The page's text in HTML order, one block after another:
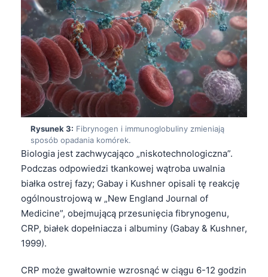
Rysunek 3: Fibrynogen i immunoglobuliny zmieniają
sposób opadania komórek.
Biologia jest zachwycająco „niskotechnologiczna”.
Podczas odpowiedzi tkankowej wątroba uwalnia
białka ostrej fazy; Gabay i Kushner opisali tę reakcję
ogólnoustrojową w „New England Journal of
Medicine”, obejmującą przesunięcia fibrynogenu,
CRP, białek dopełniacza i albuminy (Gabay & Kushner,
1999).
CRP może gwałtownie wzrosnąć w ciągu 6-12 godzin